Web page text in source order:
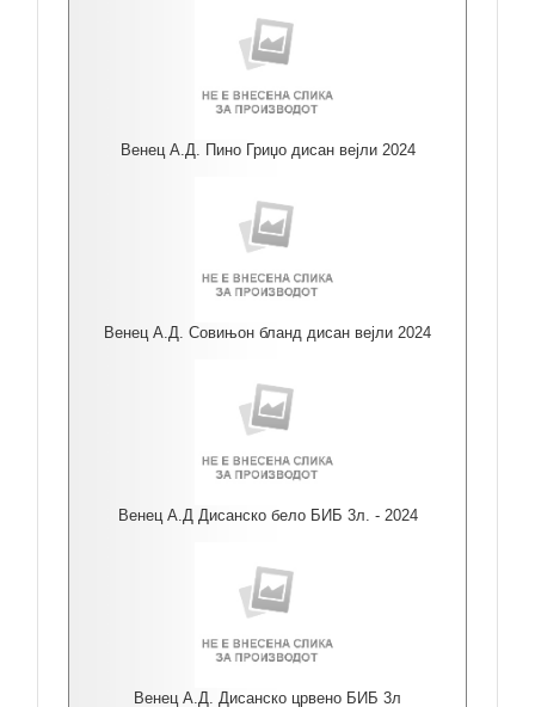
Венец А.Д. Пино Гриџо дисан вејли 2024
Венец А.Д. Совињон бланд дисан вејли 2024
Венец А.Д Дисанско бело БИБ 3л. - 2024
Венец А.Д. Дисанско црвено БИБ 3л